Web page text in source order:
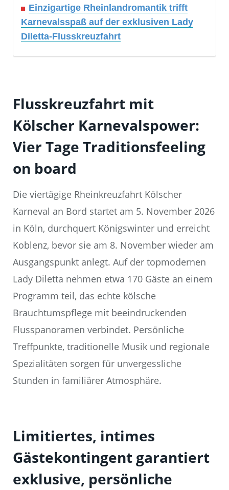
Einzigartige Rheinlandromantik trifft
Karnevalsspaß auf der exklusiven Lady
Diletta-Flusskreuzfahrt
Flusskreuzfahrt mit
Kölscher Karnevalspower:
Vier Tage Traditionsfeeling
on board
Die viertägige Rheinkreuzfahrt Kölscher
Karneval an Bord startet am 5. November 2026
in Köln, durchquert Königswinter und erreicht
Koblenz, bevor sie am 8. November wieder am
Ausgangspunkt anlegt. Auf der topmodernen
Lady Diletta nehmen etwa 170 Gäste an einem
Programm teil, das echte kölsche
Brauchtumspflege mit beeindruckenden
Flusspanoramen verbindet. Persönliche
Treffpunkte, traditionelle Musik und regionale
Spezialitäten sorgen für unvergessliche
Stunden in familiärer Atmosphäre.
Limitiertes, intimes
Gästekontingent garantiert
exklusive, persönliche